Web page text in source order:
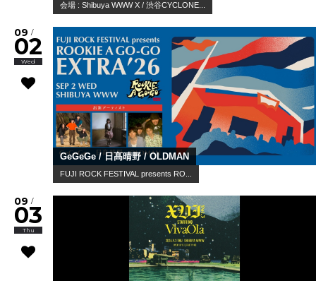
会場 : Shibuya WWW X / 渋谷CYCLONE...
09 /
02
Wed
GeGeGe / 日髙晴野 / OLDMAN
FUJI ROCK FESTIVAL presents RO...
09 /
03
Thu